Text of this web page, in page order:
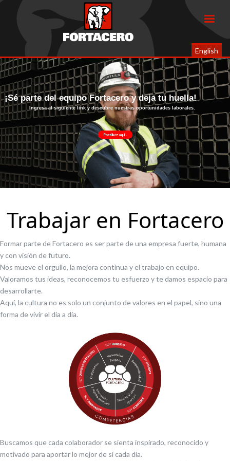
English
¡Sé parte del equipo Fortacero y deja tu huella!
Ingresa al siguiente link y descubre nuestras oportunidades laborales.
Postúlate aquí
Trabajar en Fortacero
Formar parte de Fortacero es ser parte de una empresa fuerte, humana
y con visión de futuro.
Nos mueve el orgullo, la mejora continua y el trabajo en equipo.
Valoramos tus ideas, reconocemos tu esfuerzo y te damos espacio para
desarrollarte.
Aquí, la cultura no es solo un conjunto de valores en el papel, sino una
forma de vivir el día a día.
Buscamos que cada colaborador se sienta inspirado, reconocido y
motivado para aportar lo mejor de sí cada día.